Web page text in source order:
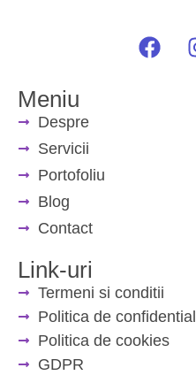
Meniu
Despre
Servicii
Portofoliu
Blog
Contact
Link-uri
Termeni si conditii
Politica de
Politica de cookies
GDPR